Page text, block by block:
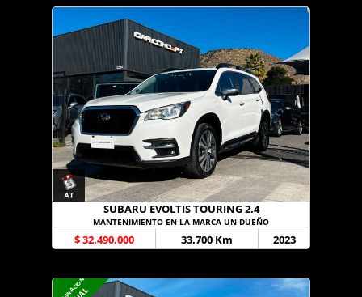
SUBARU EVOLTIS TOURING 2.4
MANTENIMIENTO EN LA MARCA UN DUEÑO
$ 32.490.000 33.700 Km 2023